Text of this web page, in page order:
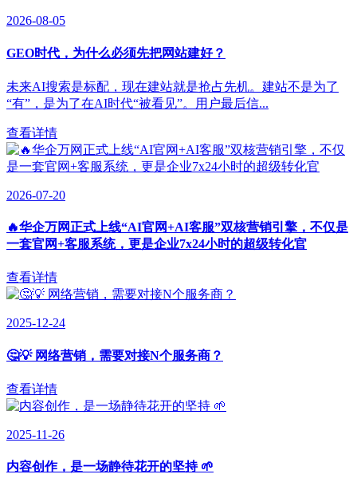
2026-08-05
GEO时代，为什么必须先把网站建好？
未来AI搜索是标配，现在建站就是抢占先机。建站不是为了
“有”，是为了在AI时代“被看见”。用户最后信...
查看详情
2026-07-20
🔥华企万网正式上线“AI官网+AI客服”双核营销引擎，不仅是
一套官网+客服系统，更是企业7x24小时的超级转化官
查看详情
2025-12-24
🤔💡 网络营销，需要对接N个服务商？
查看详情
2025-11-26
内容创作，是一场静待花开的坚持 🌱